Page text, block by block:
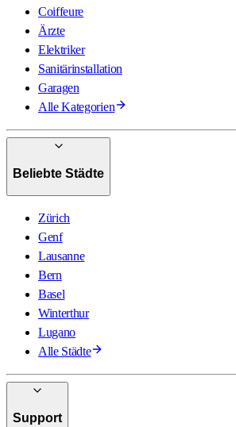
Coiffeure
Ärzte
Elektriker
Sanitärinstallation
Garagen
Alle Kategorien
Beliebte Städte
Zürich
Genf
Lausanne
Bern
Basel
Winterthur
Lugano
Alle Städte
Support